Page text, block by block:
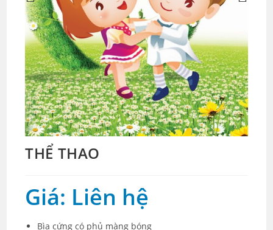
THỂ THAO
Giá: Liên hệ
Bìa cứng có phủ màng bóng